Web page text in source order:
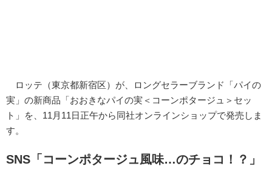
ロッテ（東京都新宿区）が、ロングセラーブランド「パイの
実」の新商品「おおきなパイの実＜コーンポタージュ＞セッ
ト」を、11月11日正午から同社オンラインショップで発売しま
す。
SNS「コーンポタージュ風味…のチョコ！？」